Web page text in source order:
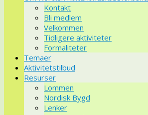
Kontakt
Bli medlem
Velkommen
Tidligere aktiviteter
Formaliteter
Temaer
Aktivitetstilbud
Resurser
Lommen
Nordisk Bygd
Lenker